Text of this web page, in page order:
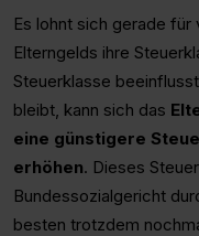
Es lohnt sich gerade
Elterngelds ihre
Steuerklasse
bleibt, kann sich das
eine günstigere
erhöhen. Dieses
Bundessozialgericht
besten trotzdem